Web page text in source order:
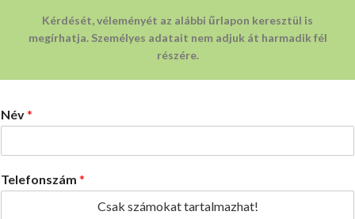
Kérdését, véleményét az alábbi űrlapon keresztül is
megírhatja. Személyes adatait nem adjuk át harmadik fél
részére.
Név*
Telefonszám *